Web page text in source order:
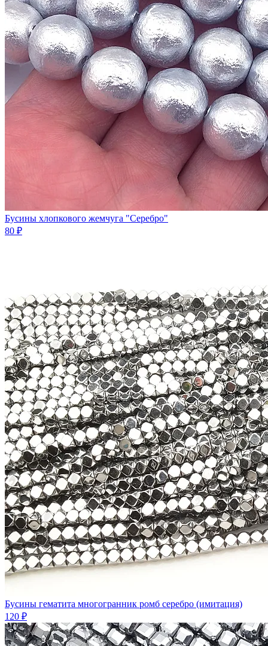
Бусины хлопковогo жемчугa "Серебро"
80 ₽
Бусины гематита многогранник ромб серебро (имитация)
120 ₽